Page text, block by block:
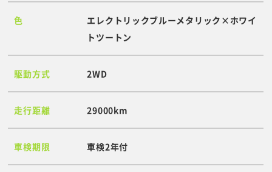
色
エレクトリックブルーメタリック×ホワイ
トツートン
駆動方式 2WD
走行距離 29000km
車検期限 車検2年付